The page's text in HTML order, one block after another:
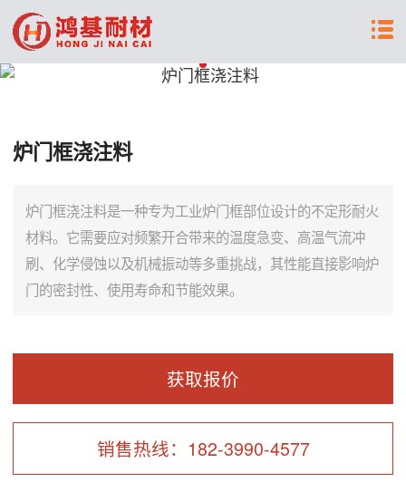
炉门框浇注料
炉门框浇注料是一种专为工业炉门框部位设计的不定形耐火
材料。它需要应对频繁开合带来的温度急变、高温气流冲
刷、化学侵蚀以及机械振动等多重挑战，其性能直接影响炉
门的密封性、使用寿命和节能效果。
获取报价
销售热线：182-3990-4577